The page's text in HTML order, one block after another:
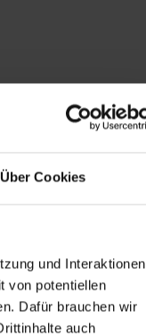
Über Cookies
und Interaktionen
von potentiellen
Dafür brauchen wir
auch